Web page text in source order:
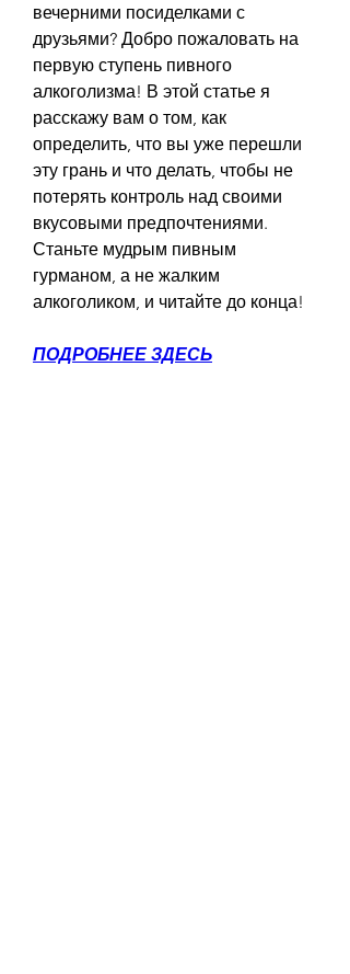
вечерними посиделками с
друзьями? Добро пожаловать на
первую ступень пивного
алкоголизма! В этой статье я
расскажу вам о том, как
определить, что вы уже перешли
эту грань и что делать, чтобы не
потерять контроль над своими
вкусовыми предпочтениями.
Станьте мудрым пивным
гурманом, а не жалким
алкоголиком, и читайте до конца!
ПОДРОБНЕЕ ЗДЕСЬ